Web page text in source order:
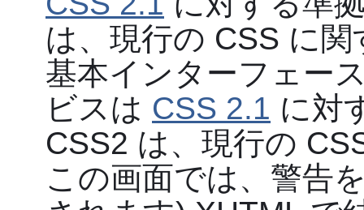
は、現行の CSS に
基本インターフェー
ビスは CSS 2.1 に対
CSS2 は、現行の
この画面では、警告